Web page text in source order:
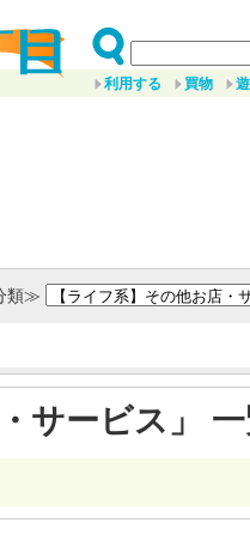
利用する 買物
類≫
サービス」